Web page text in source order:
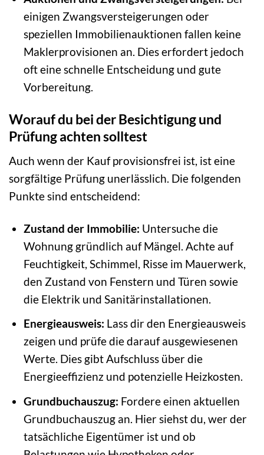
einigen Zwangsversteigerungen oder
speziellen Immobilienauktionen fallen keine
Maklerprovisionen an. Dies erfordert jedoch
oft eine schnelle Entscheidung und gute
Vorbereitung.
Worauf du bei der Besichtigung und
Prüfung achten solltest
Auch wenn der Kauf provisionsfrei ist, ist eine
sorgfältige Prüfung unerlässlich. Die folgenden
Punkte sind entscheidend:
Zustand der Immobilie: Untersuche die
Wohnung gründlich auf Mängel. Achte auf
Feuchtigkeit, Schimmel, Risse im Mauerwerk,
den Zustand von Fenstern und Türen sowie
die Elektrik und Sanitärinstallationen.
Energieausweis: Lass dir den Energieausweis
zeigen und prüfe die darauf ausgewiesenen
Werte. Dies gibt Aufschluss über die
Energieeffizienz und potenzielle Heizkosten.
Grundbuchauszug: Fordere einen aktuellen
Grundbuchauszug an. Hier siehst du, wer der
tatsächliche Eigentümer ist und ob